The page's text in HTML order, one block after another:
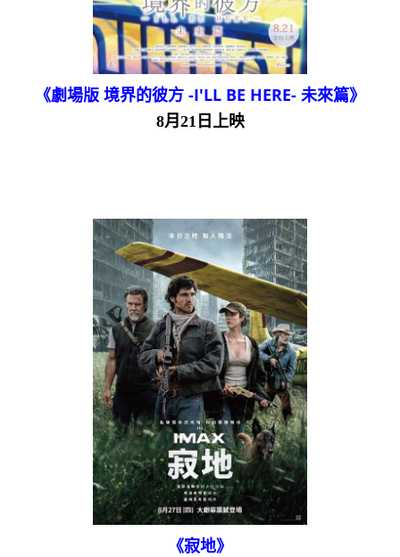
《劇場版 境界的彼方 -I'LL BE HERE- 未來篇》
8月21日上映
《寂地》